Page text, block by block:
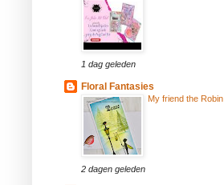
1 dag geleden
Floral Fantasies
My friend the Robin
2 dagen geleden